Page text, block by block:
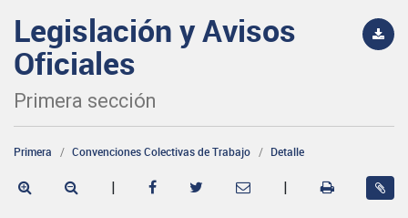
Legislación y Avisos
Oficiales
Primera sección
Primera Convenciones Colectivas de Trabajo Detalle
| |